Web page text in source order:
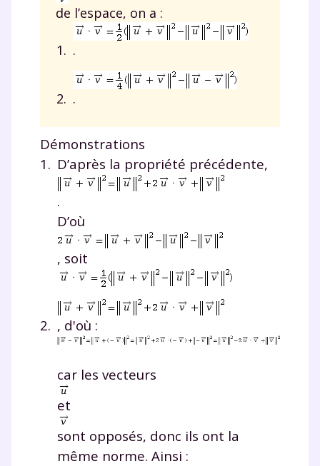
de l’espace, on a :
.
.
Démonstrations
D’après la propriété précédente,
.
D’où
, soit
, d'où :
car les vecteurs
et
sont opposés, donc ils ont la
même norme. Ainsi :